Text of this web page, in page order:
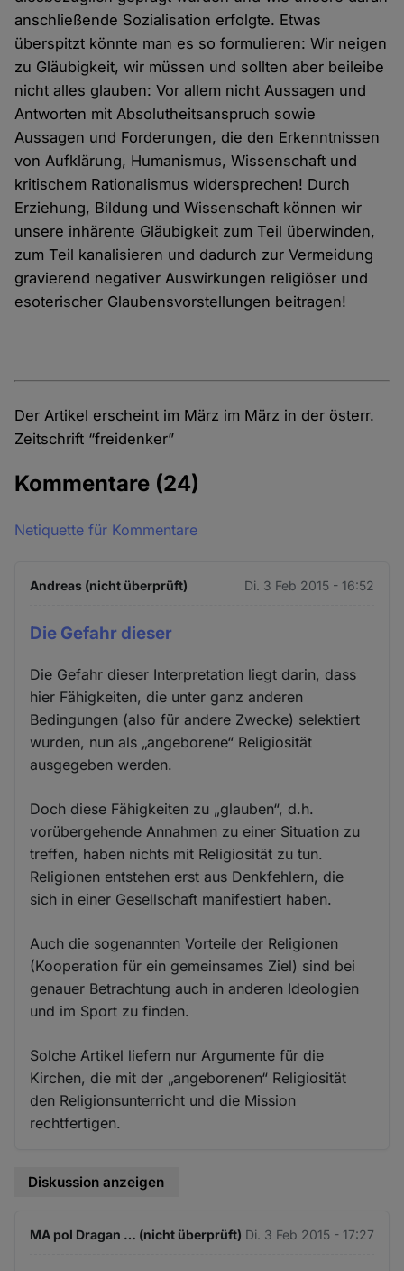
anschließende Sozialisation erfolgte. Etwas
überspitzt könnte man es so formulieren: Wir neigen
zu Gläubigkeit, wir müssen und sollten aber beileibe
nicht alles glauben: Vor allem nicht Aussagen und
Antworten mit Absolutheitsanspruch sowie
Aussagen und Forderungen, die den Erkenntnissen
von Aufklärung, Humanismus, Wissenschaft und
kritischem Rationalismus widersprechen! Durch
Erziehung, Bildung und Wissenschaft können wir
unsere inhärente Gläubigkeit zum Teil überwinden,
zum Teil kanalisieren und dadurch zur Vermeidung
gravierend negativer Auswirkungen religiöser und
esoterischer Glaubensvorstellungen beitragen!
Der Artikel erscheint im März im März in der österr.
Zeitschrift “freidenker”
Kommentare (24)
Netiquette für Kommentare
Andreas (nicht überprüft) Di. 3 Feb 2015 - 16:52
Die Gefahr dieser
Die Gefahr dieser Interpretation liegt darin, dass
hier Fähigkeiten, die unter ganz anderen
Bedingungen (also für andere Zwecke) selektiert
wurden, nun als „angeborene“ Religiosität
ausgegeben werden.
Doch diese Fähigkeiten zu „glauben“, d.h.
vorübergehende Annahmen zu einer Situation zu
treffen, haben nichts mit Religiosität zu tun.
Religionen entstehen erst aus Denkfehlern, die
sich in einer Gesellschaft manifestiert haben.
Auch die sogenannten Vorteile der Religionen
(Kooperation für ein gemeinsames Ziel) sind bei
genauer Betrachtung auch in anderen Ideologien
und im Sport zu finden.
Solche Artikel liefern nur Argumente für die
Kirchen, die mit der „angeborenen“ Religiosität
den Religionsunterricht und die Mission
rechtfertigen.
Diskussion anzeigen
MA pol Dragan … (nicht überprüft) Di. 3 Feb 2015 - 17:27